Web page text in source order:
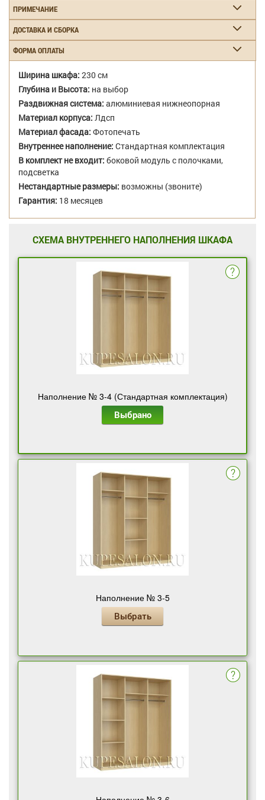
ПРИМЕЧАНИЕ
ДОСТАВКА И СБОРКА
ФОРМА ОПЛАТЫ
Ширина шкафа: 230 см
Глубина и Высота: на выбор
Раздвижная система: алюминиевая нижнеопорная
Материал корпуса: Лдсп
Материал фасада: Фотопечать
Внутреннее наполнение: Стандартная комплектация
В комплект не входит: боковой модуль с полочками,
подсветка
Нестандартные размеры: возможны (звоните)
Гарантия: 18 месяцев
СХЕМА ВНУТРЕННЕГО НАПОЛНЕНИЯ ШКАФА
Наполнение № 3-4 (Стандартная комплектация)
Выбрано
Наполнение № 3-5
Выбрать